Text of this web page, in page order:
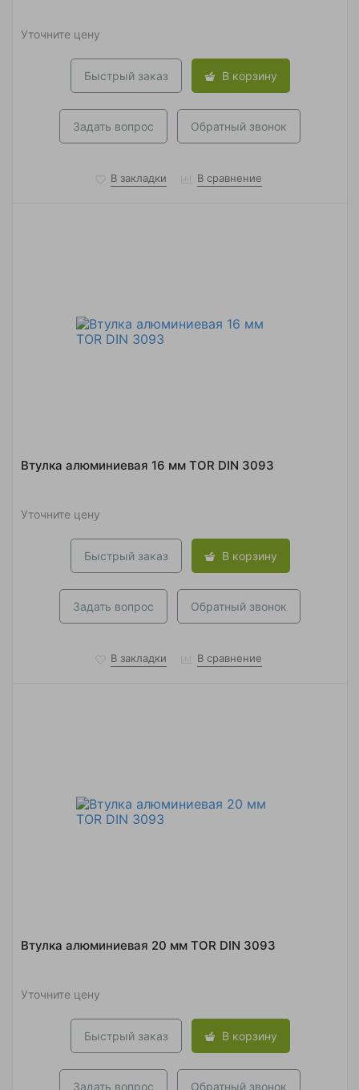
Уточните цену
Быстрый заказ В корзину
Задать вопрос Обратный звонок
В закладки В сравнение
Втулка алюминиевая 16 мм TOR DIN 3093
Уточните цену
Быстрый заказ В корзину
Задать вопрос Обратный звонок
В закладки В сравнение
Втулка алюминиевая 20 мм TOR DIN 3093
Уточните цену
Быстрый заказ В корзину
Задать вопрос Обратный звонок